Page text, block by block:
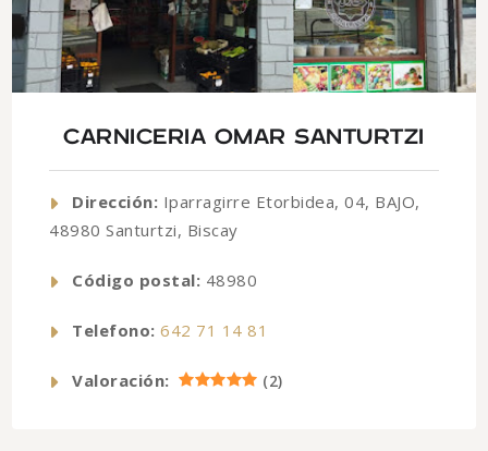
CARNICERIA OMAR SANTURTZI
Dirección: Iparragirre Etorbidea, 04, BAJO,
48980 Santurtzi, Biscay
Código postal: 48980
Telefono: 642 71 14 81
Valoración: (2)